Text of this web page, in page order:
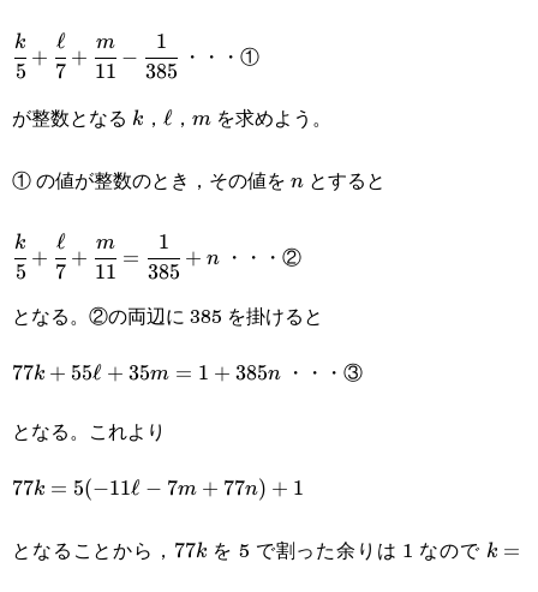
\cfrac{k}
{5}+\cfrac{\ell}
{7}+\cfrac{m}
{11}-\cfrac{1}
5
k
+
7
ℓ
+
11
m
−
385
1
・・・①
が整数となる k
k ， \ell
ℓ， m
mを求めよう。
① の値が整数のとき，その値を n
n とすると
\cfrac{k}
{5}+\cfrac{\ell}
{7}+\cfrac{m}
{11}=\cfrac{1}
5
k
+
7
ℓ
+
11
m
=
385
1
+ n・・・②
となる。②の両辺に 385 を掛けると
77k+55\ell+35m=1+385n
77k + 55ℓ + 35m = 1 + 385n・・・③
となる。これより
77k=5(-11\ell-
77k = 5(−11ℓ − 7m + 77n) + 1
となることから， 77k
77k を 5 で割った余りは 1 なので k =